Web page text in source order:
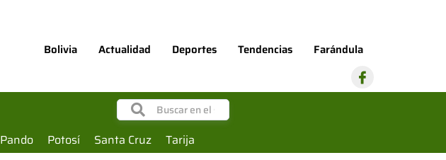
Bolivia Actualidad Deportes Tendencias Farándula
I
c
o
Pando Potosí Santa Cruz Tarija